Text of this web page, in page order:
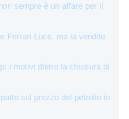
sempre è un affare per il
Ferrari Luce, ma la vendite
i motivi dietro la chiusura di
sul prezzo del petrolio in